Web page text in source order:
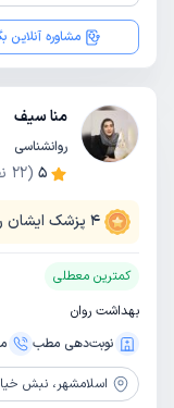
مشاوره آنلاین
منا سیف
روانشناسی
5
(
22
4 پزشک ایشان
کمترین معطلی
بهداشت روان
نوبت‌دهی مطب
اسلامشهر، نبش خیابان